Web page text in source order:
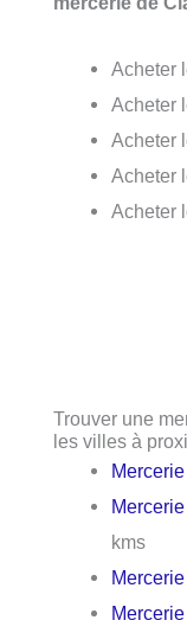
Acheter
Acheter
Acheter
Acheter
Acheter
Trouver une
les villes à
kms
Mercerie
Mercerie